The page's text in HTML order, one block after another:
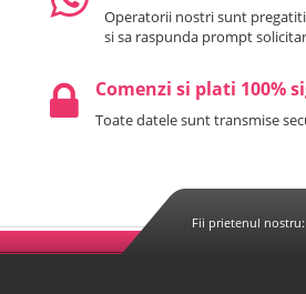
Operatorii nostri sunt
si sa raspunda prompt
Comenzi si plati 100%
Toate datele sunt transmise
Fii prietenul nostru: